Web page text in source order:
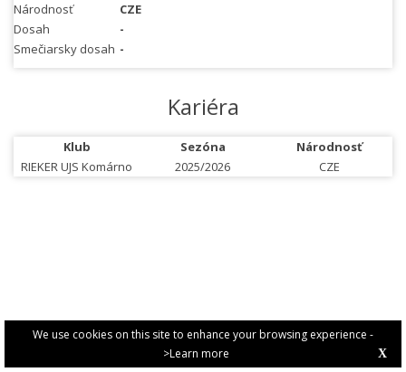
We use cookies on this site to enhance your browsing experience -
>Learn more
X
Národnosť
CZE
Dosah
-
Smečiarsky dosah -
Kariéra
Klub Sezóna
Národnosť
RIEKER UJS Komárno
2025/2026 CZE